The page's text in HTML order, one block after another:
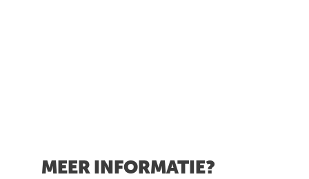
MEER INFORMATIE?